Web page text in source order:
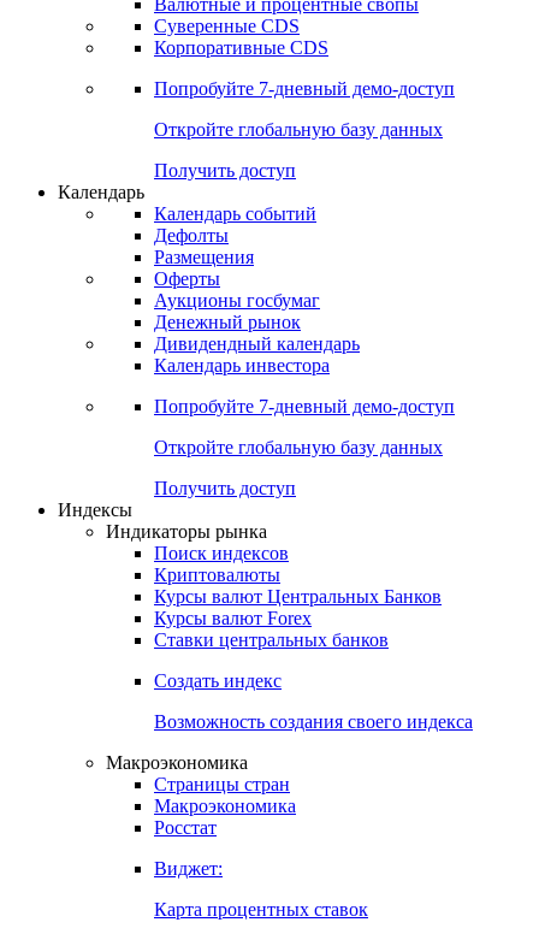
Суверенные CDS
Корпоративные CDS
Попробуйте 7-дневный демо-доступ
Откройте глобальную базу данных
Получить доступ
Календарь
Календарь событий
Дефолты
Размещения
Оферты
Аукционы госбумаг
Денежный рынок
Дивидендный календарь
Календарь инвестора
Попробуйте 7-дневный демо-доступ
Откройте глобальную базу данных
Получить доступ
Индексы
Индикаторы рынка
Поиск индексов
Криптовалюты
Курсы валют Центральных Банков
Курсы валют Forex
Ставки центральных банков
Создать индекс
Возможность создания своего индекса
Макроэкономика
Страницы стран
Макроэкономика
Росстат
Виджет:
Карта процентных ставок